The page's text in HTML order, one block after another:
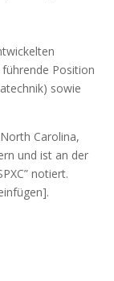
Position
sowie
Carolina,
und ist an der
notiert.